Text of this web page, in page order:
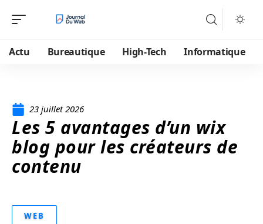
Actu Bureautique High-Tech Informatique
23 juillet 2026
Les 5 avantages d’un wix
blog pour les créateurs de
contenu
WEB